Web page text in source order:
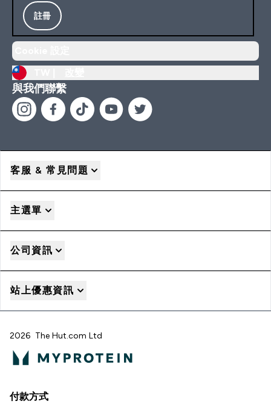
註冊
與我們聯繫
客服 & 常見問題
主選單
公司資訊
站上優惠資訊
2026 The Hut.com Ltd
付款方式